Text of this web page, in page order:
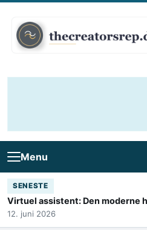
Menu
SENESTE
Virtuel assistent: Den moderne
12. juni 2026